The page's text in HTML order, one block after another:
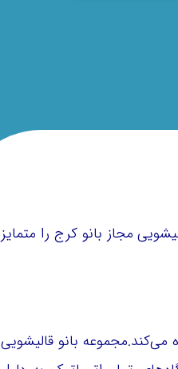
مجاز بانو کرج را متمایز
می‌کند.مجموعه بانو قالیشویی